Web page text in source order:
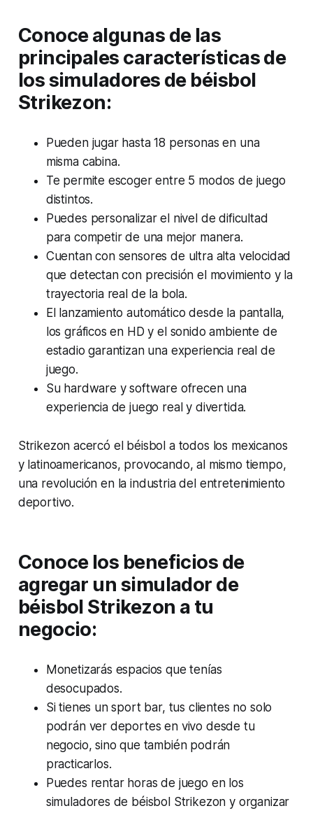
Conoce algunas de las
principales características de
los simuladores de béisbol
Strikezon:
Pueden jugar hasta 18 personas en una
misma cabina.
Te permite escoger entre 5 modos de juego
distintos.
Puedes personalizar el nivel de dificultad
para competir de una mejor manera.
Cuentan con sensores de ultra alta velocidad
que detectan con precisión el movimiento y la
trayectoria real de la bola.
El lanzamiento automático desde la pantalla,
los gráficos en HD y el sonido ambiente de
estadio garantizan una experiencia real de
juego.
Su hardware y software ofrecen una
experiencia de juego real y divertida.
Strikezon acercó el béisbol a todos los mexicanos
y latinoamericanos, provocando, al mismo tiempo,
una revolución en la industria del entretenimiento
deportivo.
Conoce los beneficios de
agregar un simulador de
béisbol Strikezon a tu
negocio:
Monetizarás espacios que tenías
desocupados.
Si tienes un sport bar, tus clientes no solo
podrán ver deportes en vivo desde tu
negocio, sino que también podrán
practicarlos.
Puedes rentar horas de juego en los
simuladores de béisbol Strikezon y organizar